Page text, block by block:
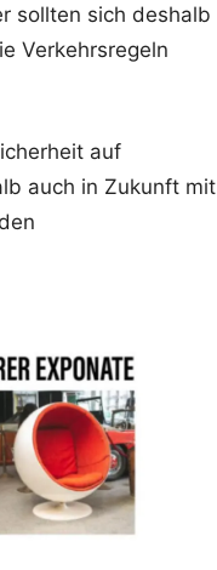
sollten sich deshalb
Verkehrsregeln
auf
auch in Zukunft mit